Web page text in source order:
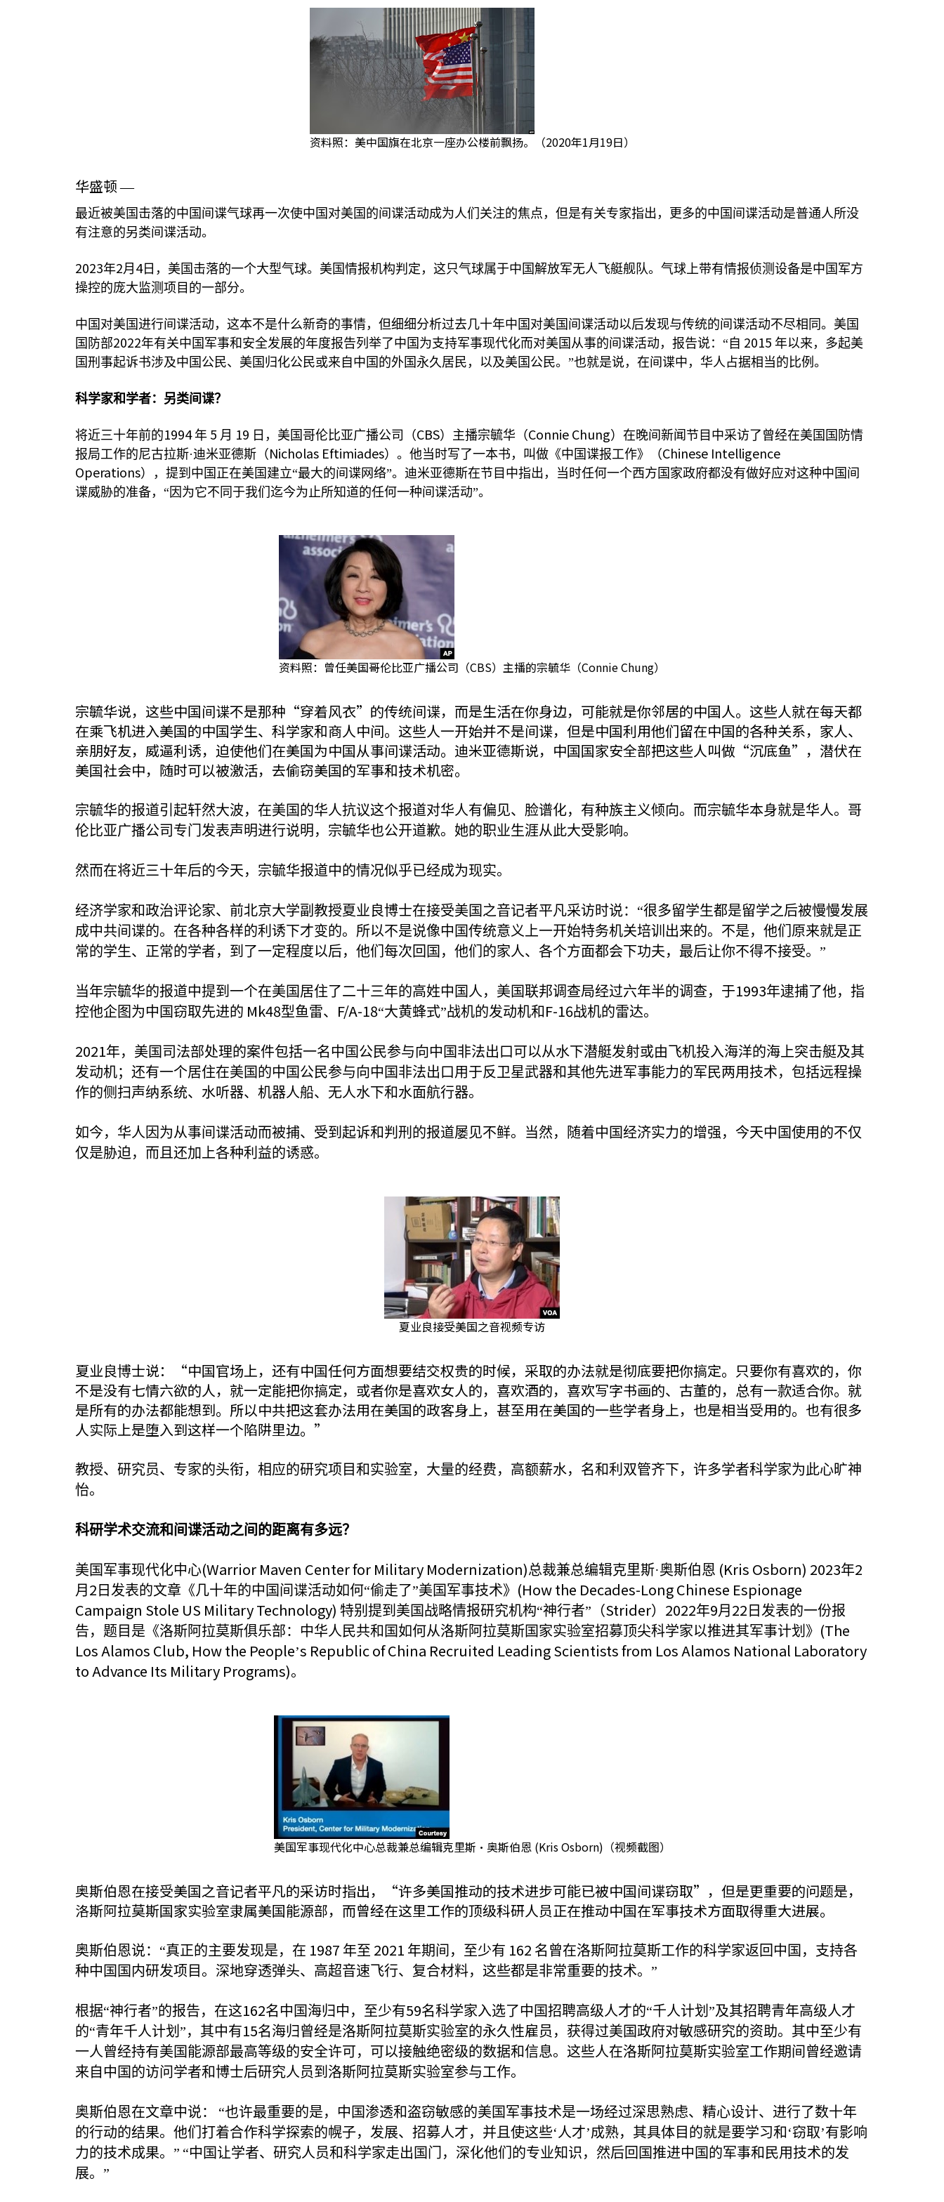
资料照：美中国旗在北京一座办公楼前飘扬。（2020年1月19日）
华盛顿 —
最近被美国击落的中国间谍气球再一次使中国对美国的间谍活动成为人们关注的焦点，但是有关专家指出，更多的中国间谍活动是普通人所没
有注意的另类间谍活动。
2023年2月 4日，美国击落的一个大型气球。美国情报机构判定，这只气球属于中国解放军无人飞艇舰队。气球上带有情报侦测设备是中国军方
操控的庞大监测项目的一部分。
中国对美国进行间谍活动，这本不是什么新奇的事情，但细细分析过去几十年中国对美国间谍活动以后发现与传统的间谍活动不尽相同。美国
国防部2022年有关中国军事和安全发展的年度报告列举了中国为支持军事现代化而对美国从事的间谍活动，报告说：“自 2015 年以来，多起美
国刑事起诉书涉及中国公民、美国归化公民或来自中国的外国永久居民，以及美国公民。”也就是说，在间谍中，华人占据相当的比例。
科学家和学者：另类间谍？
将近三十年前的1994年 5 月 19 日，美国哥伦比亚广播公司（CBS）主播宗毓华（Connie Chung）在晚间新闻节目中采访了曾经在美国国防情
报局工作的尼古拉斯·迪米亚德斯（ Nicholas Eftimiades）。他当时写了一本书，叫做《中国谍报工作》（Chinese Intelligence
Operations），提到中国正在美国建立“最大的间谍网络”。迪米亚德斯在节目中指出，当时任何一个西方国家政府都没有做好应对这种中国间
谍威胁的准备，“因为它不同于我们迄今为止所知道的任何一种间谍活动”。
资料照：曾任美国哥伦比亚广播公司（CBS）主播的宗毓华（Connie Chung）
宗毓华说，这些中国间谍不是那种“穿着风衣”的传统间谍，而是生活在你身边，可能就是你邻居的中国人。这些人就在每天都
在乘飞机进入美国的中国学生、科学家和商人中间。这些人一开始并不是间谍，但是中国利用他们留在中国的各种关系，家人、
亲朋好友，威逼利诱，迫使他们在美国为中国从事间谍活动。迪米亚德斯说，中国国家安全部把这些人叫做“沉底鱼”，潜伏在
美国社会中，随时可以被激活，去偷窃美国的军事和技术机密。
宗毓华的报道引起轩然大波，在美国的华人抗议这个报道对华人有偏见、脸谱化，有种族主义倾向。而宗毓华本身就是华人。哥
伦比亚广播公司专门发表声明进行说明，宗毓华也公开道歉。她的职业生涯从此大受影响。
然而在将近三十年后的今天，宗毓华报道中的情况似乎已经成为现实。
经济学家和政治评论家、前北京大学副教授夏业良博士在接受美国之音记者平凡采访时说：“很多留学生都是留学之后被慢慢发展
成中共间谍的。在各种各样的利诱下才变的。所以不是说像中国传统意义上一开始特务机关培训出来的。不是，他们原来就是正
常的学生、正常的学者，到了一定程度以后，他们每次回国，他们的家人、各个方面都会下功夫，最后让你不得不接受。”
当年宗毓华的报道中提到一个在美国居住了二十三年的高姓中国人，美国联邦调查局经过六年半的调查，于1993年逮捕了他，指
控他企图为中国窃取先进的 Mk48型鱼雷、 F/A-18“大黄蜂式”战机的发动机和 F-16战机的雷达。
2021年，美国司法部处理的案件包括一名中国公民参与向中国非法出口可以从水下潜艇发射或由飞机投入海洋的海上突击艇及其
发动机；还有一个居住在美国的中国公民参与向中国非法出口用于反卫星武器和其他先进军事能力的军民两用技术，包括远程操
作的侧扫声纳系统、水听器、机器人船、无人水下和水面航行器。
如今，华人因为从事间谍活动而被捕、受到起诉和判刑的报道屡见不鲜。当然，随着中国经济实力的增强，今天中国使用的不仅
仅是胁迫，而且还加上各种利益的诱惑。
夏业良接受美国之音视频专访
夏业良博士说：“中国官场上，还有中国任何方面想要结交权贵的时候，采取的办法就是彻底要把你搞定。只要你有喜欢的，你
不是没有七情六欲的人，就一定能把你搞定，或者你是喜欢女人的，喜欢酒的，喜欢写字书画的、古董的，总有一款适合你。就
是所有的办法都能想到。所以中共把这套办法用在美国的政客身上，甚至用在美国的一些学者身上，也是相当受用的。也有很多
人实际上是堕入到这样一个陷阱里边。”
教授、研究员、专家的头衔，相应的研究项目和实验室，大量的经费，高额薪水，名和利双管齐下，许多学者科学家为此心旷神
怡。
科研学术交流和间谍活动之间的距离有多远？
美国军事现代化中心(Warrior Maven Center for Military Modernization)总裁兼总编辑克里斯·奥斯伯恩 (Kris Osborn) 2023年2
月 2 日发表的文章《几十年的中国间谍活动如何“偷走了”美国军事技术》 (How the Decades-Long Chinese Espionage
Campaign Stole US Military Technology) 特别提到美国战略情报研究机构“神行者”（Strider） 2022年9月 22 日发表的一份报
告，题目是《洛斯阿拉莫斯俱乐部：中华人民共和国如何从洛斯阿拉莫斯国家实验室招募顶尖科学家以推进其军事计划》 (The
Los Alamos Club, How the People’s Republic of China Recruited Leading Scientists from Los Alamos National Laboratory
to Advance Its Military Programs)。
美国军事现代化中心总裁兼总编辑克里斯·奥斯伯恩 (Kris Osborn)（视频截图）
奥斯伯恩在接受美国之音记者平凡的采访时指出，“许多美国推动的技术进步可能已被中国间谍窃取”，但是更重要的问题是，
洛斯阿拉莫斯国家实验室隶属美国能源部，而曾经在这里工作的顶级科研人员正在推动中国在军事技术方面取得重大进展。
奥斯伯恩说：“真正的主要发现是，在 1987 年至 2021 年期间，至少有 162 名曾在洛斯阿拉莫斯工作的科学家返回中国，支持各
种中国国内研发项目。深地穿透弹头、高超音速飞行、复合材料，这些都是非常重要的技术。”
根据“神行者”的报告，在这162名中国海归中，至少有59名科学家入选了中国招聘高级人才的“千人计划”及其招聘青年高级人才
的“青年千人计划”，其中有15名海归曾经是洛斯阿拉莫斯实验室的永久性雇员，获得过美国政府对敏感研究的资助。其中至少有
一人曾经持有美国能源部最高等级的安全许可，可以接触绝密级的数据和信息。这些人在洛斯阿拉莫斯实验室工作期间曾经邀请
来自中国的访问学者和博士后研究人员到洛斯阿拉莫斯实验室参与工作。
奥斯伯恩在文章中说：
“也许最重要的是，中国渗透和盗窃敏感的美国军事技术是一场经过深思熟虑、精心设计、进行了数十年
的行动的结果。他们打着合作科学探索的幌子，发展、招募人才，并且使这些‘人才’成熟，其具体目的就是要学习和‘窃取’有影响
力的技术成果。” “中国让学者、研究人员和科学家走出国门，深化他们的专业知识，然后回国推进中国的军事和民用技术的发
展。”